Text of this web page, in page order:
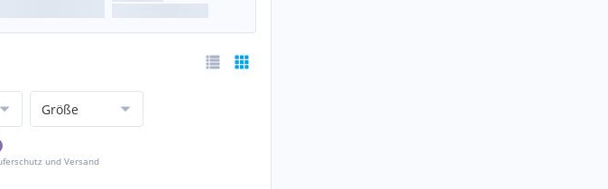
Größe
und Versand